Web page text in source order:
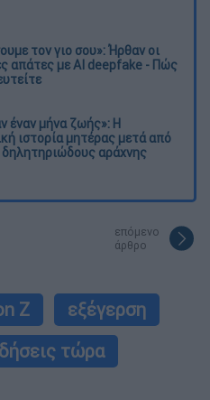
τον γιο σου»: Ήρθαν οι
απάτες με AI deepfake - Πώς
έναν μήνα ζωής»: Η
ιστορία μητέρας μετά από
αράχνης
επόμενο
άρθρο
Z
εξέγερση
τώρα